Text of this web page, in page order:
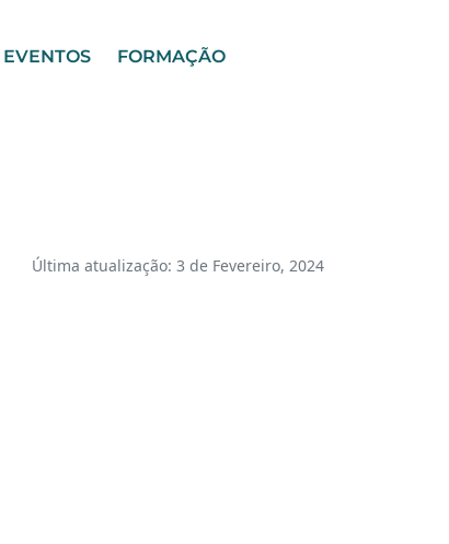
EVENTOS FORMAÇÃO
Última atualização: 3 de Fevereiro, 2024